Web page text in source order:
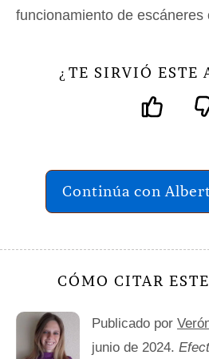
funcionamiento de escáneres
¿ TE SIRVIÓ ESTE
Continúa con
CÓMO CITAR
Publicado por
junio de 2024.